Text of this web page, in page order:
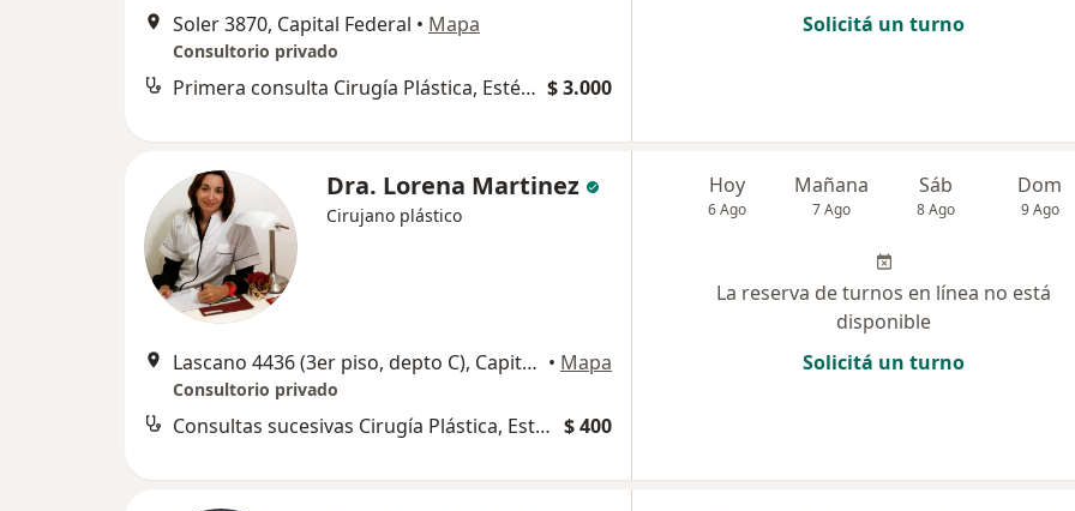
Soler 3870, Capital Federal • Mapa
Consultorio privado
Primera consulta Cirugía Plástica, Estética y Reparadora $ 3.000
Solicitá un turno
Dra. Lorena Martinez
Cirujano plástico
Lascano 4436 (3er piso, depto C), Capital Federal • Mapa
Consultorio privado
Consultas sucesivas Cirugía Plástica, Estética y Reparadora $ 400
Hoy
6 Ago
Mañana
7 Ago
Sáb
8 Ago
Dom
9 Ago
La reserva de turnos en línea no está
disponible
Solicitá un turno